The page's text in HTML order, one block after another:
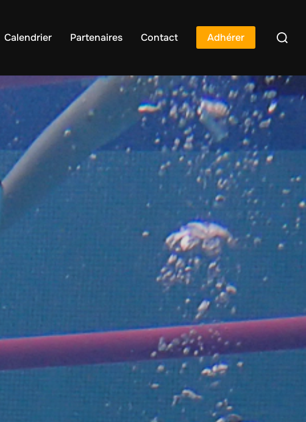
Calendrier Partenaires Contact Adhérer